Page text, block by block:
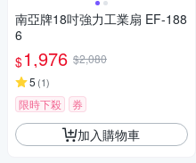
南亞牌18吋強力工業扇 EF-188
6
$1,976 $2,080
5 (1)
限時下殺 券
加入購物車